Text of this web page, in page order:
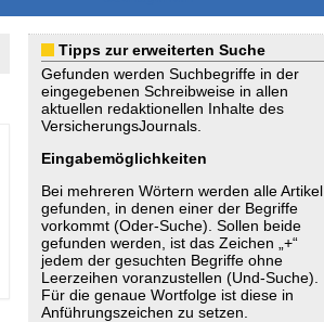
Tipps zur erweiterten Suche
Gefunden werden Suchbegriffe in der
eingegebenen Schreibweise in allen
aktuellen redaktionellen Inhalte des
VersicherungsJournals.
Eingabemöglichkeiten
Bei mehreren Wörtern werden alle Artikel
gefunden, in denen einer der Begriffe
vorkommt (Oder-Suche). Sollen beide
gefunden werden, ist das Zeichen „+“
jedem der gesuchten Begriffe ohne
Leerzeihen voranzustellen (Und-Suche).
Für die genaue Wortfolge ist diese in
Anführungszeichen zu setzen.